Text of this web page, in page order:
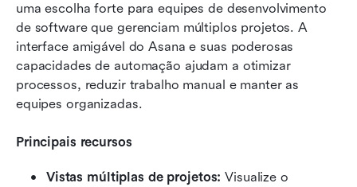
uma escolha forte para equipes de desenvolvimento
de software que gerenciam múltiplos projetos. A
interface amigável do Asana e suas poderosas
capacidades de automação ajudam a otimizar
processos, reduzir trabalho manual e manter as
equipes organizadas.
Principais recursos
Vistas múltiplas de projetos: Visualize o